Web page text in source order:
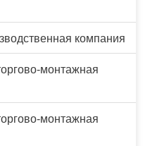
компания
монтажная
монтажная